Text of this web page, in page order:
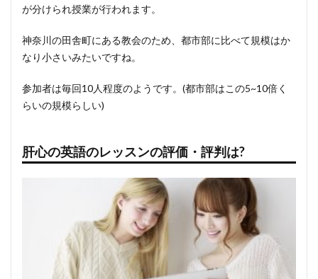
が分けられ授業が行われます。
神奈川の田舎町にある教会のため、都市部に比べて規模はか
なり小さいみたいですね。
参加者は毎回10人程度のようです。(都市部はこの5~10倍く
らいの規模らしい)
肝心の英語のレッスンの評価・評判は?